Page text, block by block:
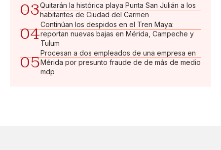
03Quitarán la histórica playa Punta San Julián a los
habitantes de Ciudad del Carmen
04
Continúan los despidos en el Tren Maya:
reportan nuevas bajas en Mérida, Campeche y
Tulum
05
Procesan a dos empleados de una empresa en
Mérida por presunto fraude de de más de medio
mdp